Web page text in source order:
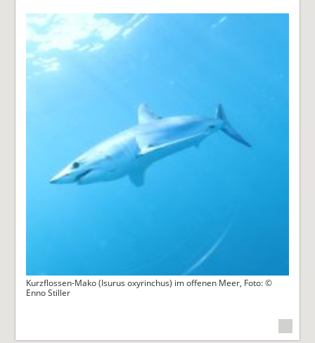
Kurzflossen-Mako (Isurus oxyrinchus) im offenen Meer, Foto: ©
Enno Stiller